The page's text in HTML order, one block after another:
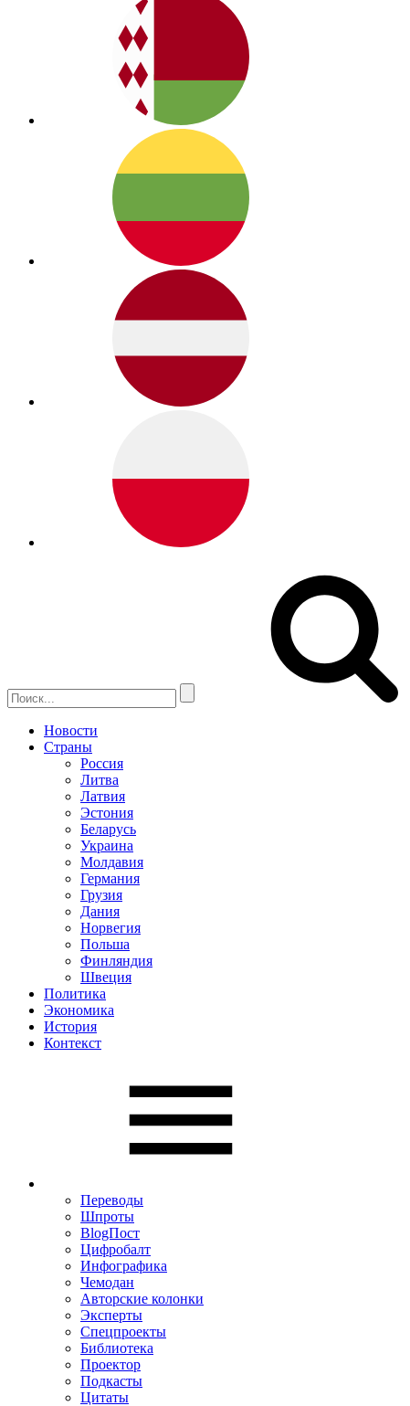
Новости
Страны
Россия
Литва
Латвия
Эстония
Беларусь
Украина
Молдавия
Германия
Грузия
Дания
Норвегия
Польша
Финляндия
Швеция
Политика
Экономика
История
Контекст
Переводы
Шпроты
BlogПост
Цифробалт
Инфографика
Чемодан
Авторские колонки
Эксперты
Спецпроекты
Библиотека
Проектор
Подкасты
Цитаты